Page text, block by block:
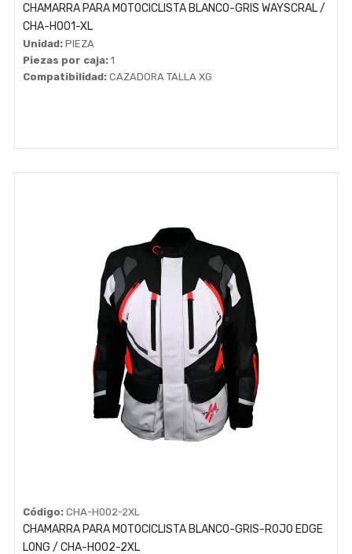
CHAMARRA PARA MOTOCICLISTA BLANCO-GRIS WAYSCRAL /
CHA-H001-XL
Unidad: PIEZA
Piezas por caja: 1
Compatibilidad: CAZADORA TALLA XG
Código:CHA-H002-2XL
CHAMARRA PARA MOTOCICLISTA BLANCO-GRIS-ROJO EDGE
LONG / CHA-H002-2XL